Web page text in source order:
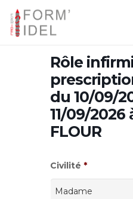
Rôle
du 10/09/
11/09/2026
FLOUR
Civilité *